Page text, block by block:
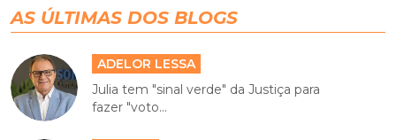
AS ÚLTIMAS DOS BLOGS
ADELOR LESSA
Julia tem "sinal verde" da Justiça para
fazer "voto...